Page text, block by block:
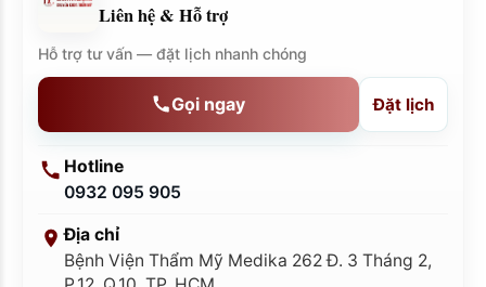
Liên hệ & Hỗ trợ
Hỗ trợ tư vấn — đặt lịch nhanh chóng
Gọi ngay Đặt lịch
Hotline
0932 095 905
Địa chỉ
Bệnh Viện Thẩm Mỹ Medika 262 Đ. 3 Tháng 2,